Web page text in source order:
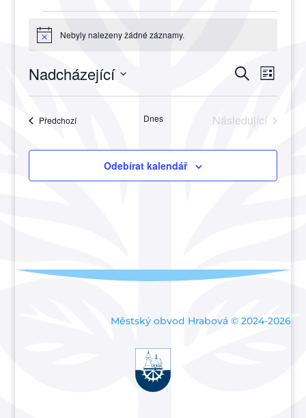
Notice Nebyly nalezeny žádné záznamy.
a
Hledat
pro
Akce
Seznam
Nadcházející
PředchozíAkce Dnes
Následující
Odebírat kalendář
Městský obvod Hrabová © 2024-2026